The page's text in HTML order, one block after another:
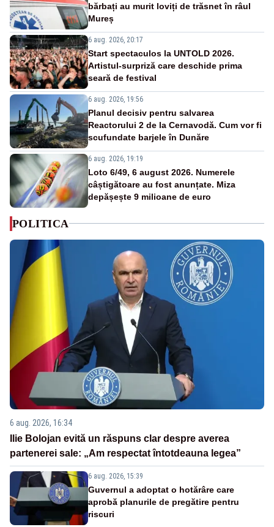
bărbați au murit loviți de trăsnet în râul
Mureș
6 aug. 2026, 20:17
Start spectaculos la UNTOLD 2026.
Artistul-surpriză care deschide prima
seară de festival
6 aug. 2026, 19:56
Planul decisiv pentru salvarea
Reactorului 2 de la Cernavodă. Cum vor fi
scufundate barjele în Dunăre
6 aug. 2026, 19:19
Loto 6/49, 6 august 2026. Numerele
câștigătoare au fost anunțate. Miza
depășește 9 milioane de euro
POLITICA
6 aug. 2026, 16:34
Ilie Bolojan evită un răspuns clar despre averea
partenerei sale: „Am respectat întotdeauna legea”
6 aug. 2026, 15:39
Guvernul a adoptat o hotărâre care
aprobă planurile de pregătire pentru
riscuri